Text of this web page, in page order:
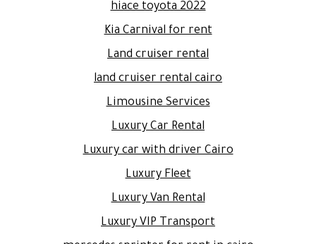
hiace toyota 2022
Kia Carnival for rent
Land cruiser rental
land cruiser rental cairo
Limousine Services
Luxury Car Rental
Luxury car with driver Cairo
Luxury Fleet
Luxury Van Rental
Luxury VIP Transport